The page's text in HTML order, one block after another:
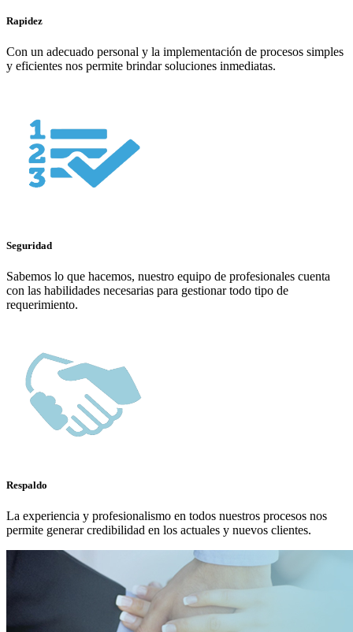
Rapidez
Con un adecuado personal y la implementación de procesos simples
y eficientes nos permite brindar soluciones inmediatas.
Seguridad
Sabemos lo que hacemos, nuestro equipo de profesionales cuenta
con las habilidades necesarias para gestionar todo tipo de
requerimiento.
Respaldo
La experiencia y profesionalismo en todos nuestros procesos nos
permite generar credibilidad en los actuales y nuevos clientes.